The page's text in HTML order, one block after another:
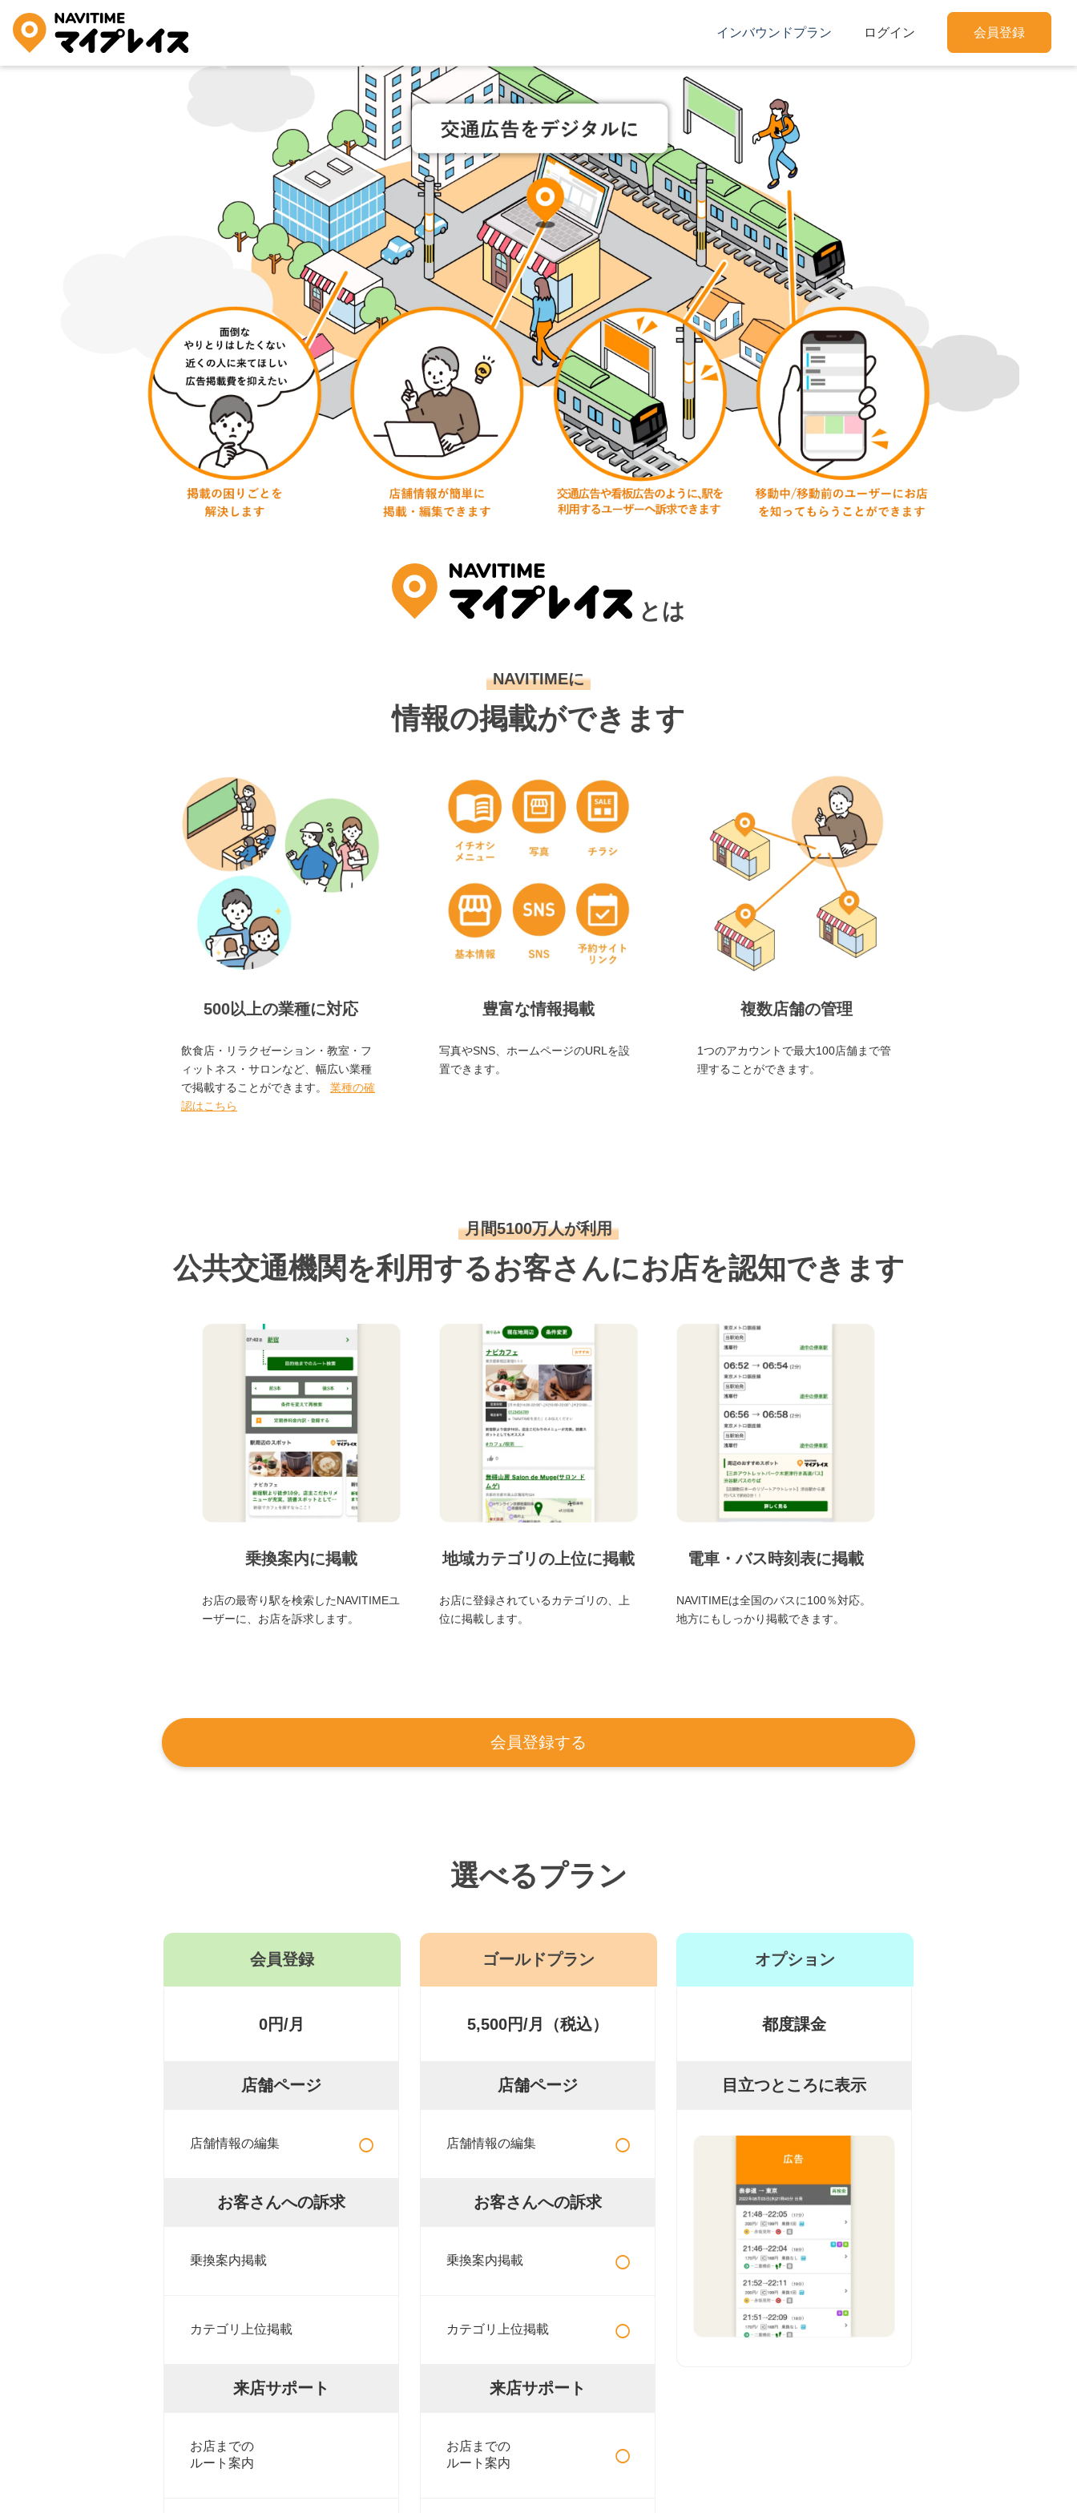
インバウンドプラン ログイン 会員登録
とは
NAVITIMEに
情報の掲載ができます
500以上の業種に対応
飲食店・リラクゼーション・教室・フ
ィットネス・サロンなど、幅広い業種
で掲載することができます。 業種の確
認はこちら
豊富な情報掲載
写真やSNS、ホームページのURLを設
置できます。
複数店舗の管理
1つのアカウントで最大100店舗まで管
理することができます。
月間5100万人が利用
公共交通機関を利用するお客さんにお店を認知できます
乗換案内に掲載
お店の最寄り駅を検索したNAVITIMEユ
ーザーに、お店を訴求します。
地域カテゴリの上位に掲載
お店に登録されているカテゴリの、上
位に掲載します。
電車・バス時刻表に掲載
NAVITIMEは全国のバスに100％対応。
地方にもしっかり掲載できます。
会員登録する
選べるプラン
会員登録
0円/月
店舗ページ
店舗情報の編集 ○
お客さんへの訴求
乗換案内掲載
カテゴリ上位掲載
来店サポート
お店までの
ルート案内
ゴールドプラン
5,500円/月（税込）
店舗ページ
店舗情報の編集 ○
お客さんへの訴求
乗換案内掲載 ○
カテゴリ上位掲載 ○
来店サポート
お店までの
ルート案内
○
オプション
都度課金
目立つところに表示